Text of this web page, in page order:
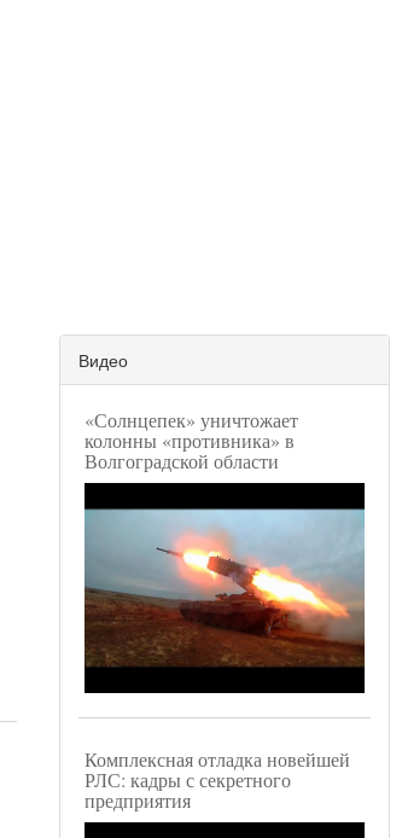
Видео
«Солнцепек» уничтожает
колонны «противника» в
Волгоградской области
Комплексная отладка новейшей
РЛС: кадры с секретного
предприятия